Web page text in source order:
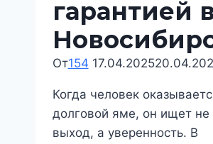
гарантией
От154 17.04.2025
Когда человек
долговой яме, он ищет не
выход, а уверенность. В